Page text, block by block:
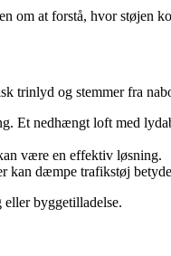
om at forstå, hvor støjen
og stemmer fra
nedhængt loft med
være en effektiv løsning.
kan dæmpe trafikstøj
byggetilladelse.